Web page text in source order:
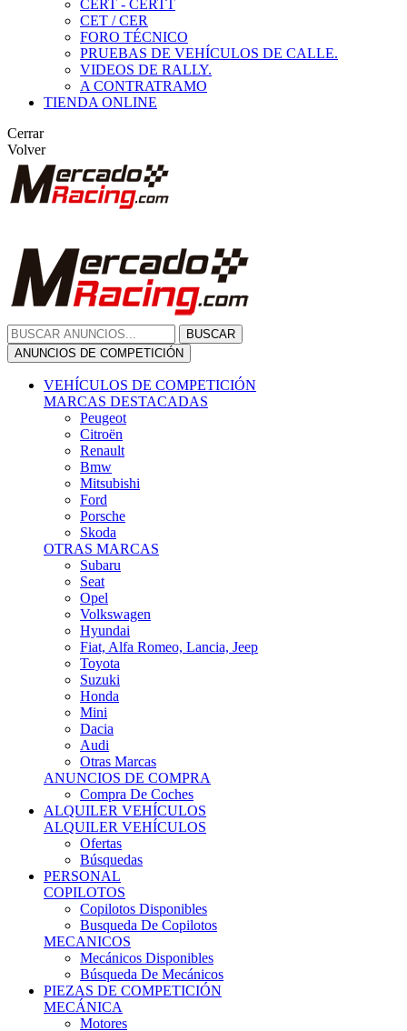
CERT - CERTT
CET / CER
FORO TÉCNICO
PRUEBAS DE VEHÍCULOS DE CALLE.
VIDEOS DE RALLY.
A CONTRATRAMO
TIENDA ONLINE
Cerrar
Volver
BUSCAR
ANUNCIOS DE COMPETICIÓN
VEHÍCULOS DE COMPETICIÓN
MARCAS DESTACADAS
Peugeot
Citroën
Renault
Bmw
Mitsubishi
Ford
Porsche
Skoda
OTRAS MARCAS
Subaru
Seat
Opel
Volkswagen
Hyundai
Fiat, Alfa Romeo, Lancia, Jeep
Toyota
Suzuki
Honda
Mini
Dacia
Audi
Otras Marcas
ANUNCIOS DE COMPRA
Compra De Coches
ALQUILER VEHÍCULOS
ALQUILER VEHÍCULOS
Ofertas
Búsquedas
PERSONAL
COPILOTOS
Copilotos Disponibles
Busqueda De Copilotos
MECANICOS
Mecánicos Disponibles
Búsqueda De Mecánicos
PIEZAS DE COMPETICIÓN
MECÁNICA
Motores
Refrigeración